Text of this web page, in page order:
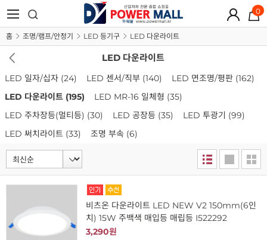
0
홈 조명/램프/안정기 LED 등기구 LED 다운라이트
LED 다운라이트
LED 일자/십자 (24) LED 센서/직부 (140) LED 면조명/평판 (162)
LED 다운라이트 (195) LED MR-16 일체형 (35)
LED 주차장등(멀티등) (30) LED 공장등 (35) LED 투광기 (99)
LED 써치라이트 (33) 조명 부속 (6)
비츠온 다운라이트 LED NEW V2 150mm(6인
치) 15W 주백색 매입등 매립등 I522292
3,290원